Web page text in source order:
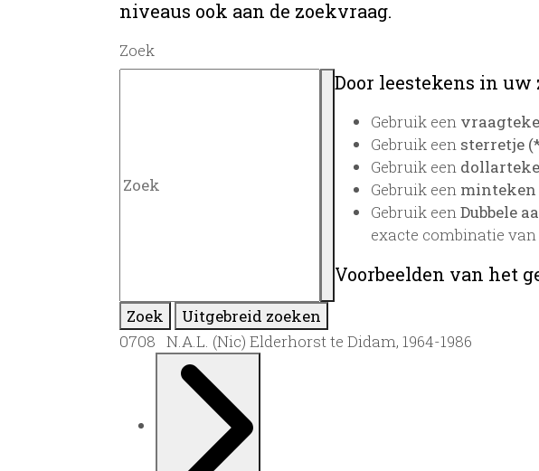
niveaus ook aan de zoekvraag.
Zoek
Door leestekens in
Gebruik een
Gebruik een sterretje
Gebruik een
Gebruik een minteken
Gebruik eenDubbele
exacte combinatie
Voorbeelden van het
Zoek
Uitgebreid zoeken
0708 N.A.L. (Nic) Elderhorst te Didam, 1964-1986